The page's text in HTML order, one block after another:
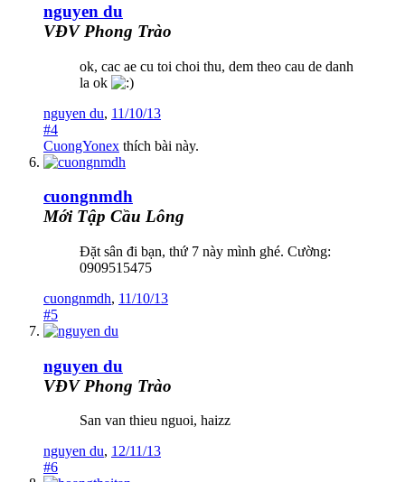
nguyen du
VĐV Phong Trào
ok, cac ae cu toi choi thu, dem theo cau de danh
la ok
nguyen du, 11/10/13
#4
CuongYonex thích bài này.
cuongnmdh
Mới Tập Cầu Lông
Đặt sân đi bạn, thứ 7 này mình ghé. Cường:
0909515475
cuongnmdh, 11/10/13
#5
nguyen du
VĐV Phong Trào
San van thieu nguoi, haizz
nguyen du, 12/11/13
#6